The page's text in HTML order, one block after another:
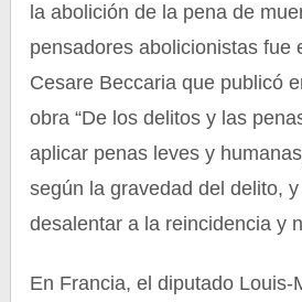
la abolición de la pena de
pensadores abolicionistas fue
Cesare Beccaria que publicó
obra “De los delitos y las
aplicar penas leves y
según la gravedad del delito,
desalentar a la reincidencia y
En Francia, el diputado Louis-